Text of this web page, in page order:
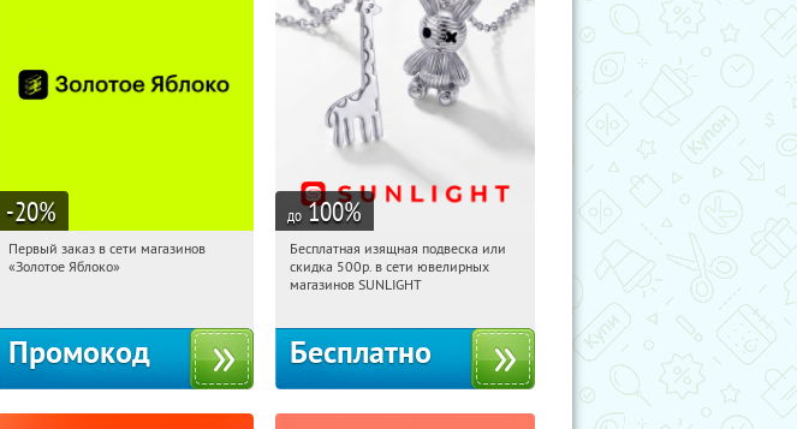
-20%
10:40:51
Получи первым!
Первый заказ в сети магазинов
«Золотое Яблоко»
Промокод
до 100%
10:40:51 Получили:
Россия
Бесплатная изящная подвеска или
скидка 500р. в сети ювелирных
магазинов SUNLIGHT
Бесплатно